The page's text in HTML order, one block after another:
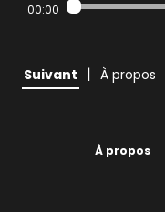
00:00
Suivant | À propos
À propos